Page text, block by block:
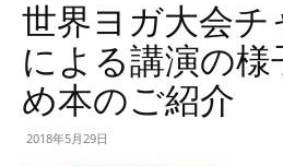
世界ヨガ大会チ
による講演の様
め本のご紹介
2018年5月29日